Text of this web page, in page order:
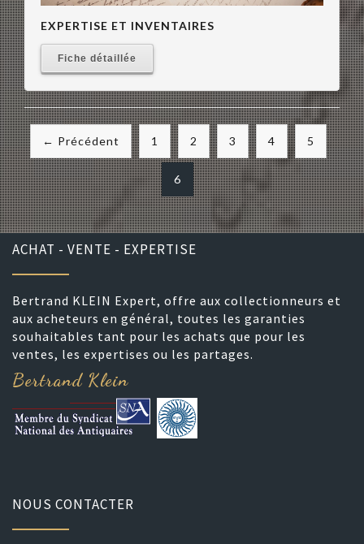
EXPERTISE ET INVENTAIRES
Fiche détaillée
← Précédent 1 2 3 4 5
6
ACHAT - VENTE - EXPERTISE
Bertrand KLEIN Expert, offre aux collectionneurs et
aux acheteurs en général, toutes les garanties
souhaitables tant pour les achats que pour les
ventes, les expertises ou les partages.
Bertrand Klein
NOUS CONTACTER